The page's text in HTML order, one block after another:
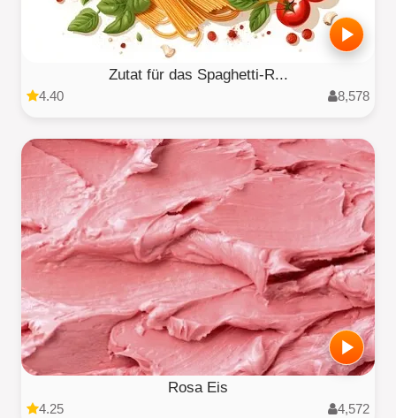
Zutat für das Spaghetti-R...
4.40 8,578
Rosa Eis
4.25 4,572